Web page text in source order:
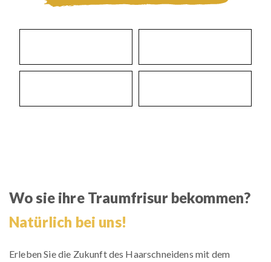
Wo sie ihre Traumfrisur bekommen?
Natürlich bei uns!
Erleben Sie die Zukunft des Haarschneidens mit dem